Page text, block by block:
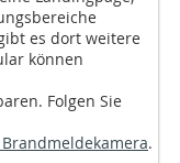
es dort weitere
können
Folgen Sie
.